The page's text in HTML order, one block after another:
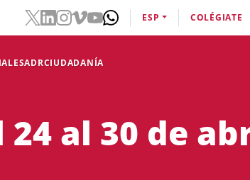
ADRCIUDADANÍA
ESP COLÉGIATE
al 30 de